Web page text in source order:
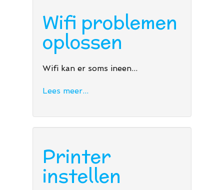
Wifi problemen
oplossen
Wifi kan er soms ineen...
Lees meer...
Printer
instellen